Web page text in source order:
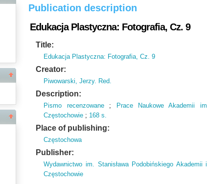
Publication description
Edukacja Plastyczna: Fotografia, Cz. 9
Title:
Edukacja Plastyczna: Fotografia, Cz. 9
Creator:
Piwowarski, Jerzy. Red.
Description:
Pismo recenzowane; Prace Naukowe Akademii
Częstochowie ; 168 s.
Place of publishing:
Częstochowa
Publisher:
Wydawnictwo im. Stanisława Podobińskiego Akademii
Częstochowie